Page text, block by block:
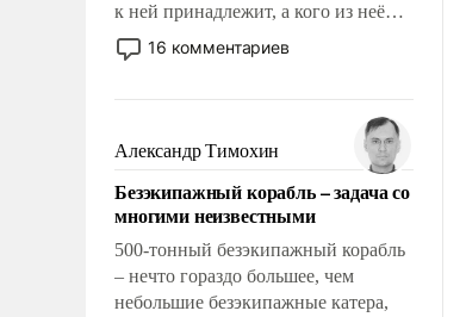
к ней принадлежит, а кого из неё
исключили с правом
восстановления и без оного. И чем
казалось, что эти вопросы решены
раз и навсегда, но – нет, не решены.
16 комментариев
Александр Тимохин
Безэкипажный корабль – задача со
многими неизвестными
500-тонный безэкипажный корабль
– нечто гораздо большее, чем
небольшие безэкипажные катера,